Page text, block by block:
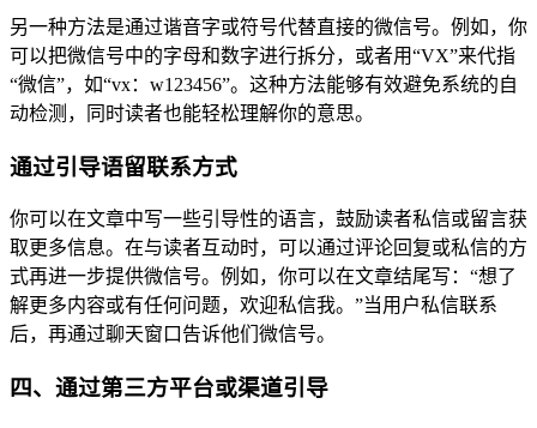
另一种方法是通过谐音字或符号代替直接的微信号。例如，你
可以把微信号中的字母和数字进行拆分，或者用“VX”来代指
“微信”，如“vx：w123456”。这种方法能够有效避免系统的自
动检测，同时读者也能轻松理解你的意思。
通过引导语留联系方式
你可以在文章中写一些引导性的语言，鼓励读者私信或留言获
取更多信息。在与读者互动时，可以通过评论回复或私信的方
式再进一步提供微信号。例如，你可以在文章结尾写：“想了
解更多内容或有任何问题，欢迎私信我。”当用户私信联系
后，再通过聊天窗口告诉他们微信号。
四、通过第三方平台或渠道引导